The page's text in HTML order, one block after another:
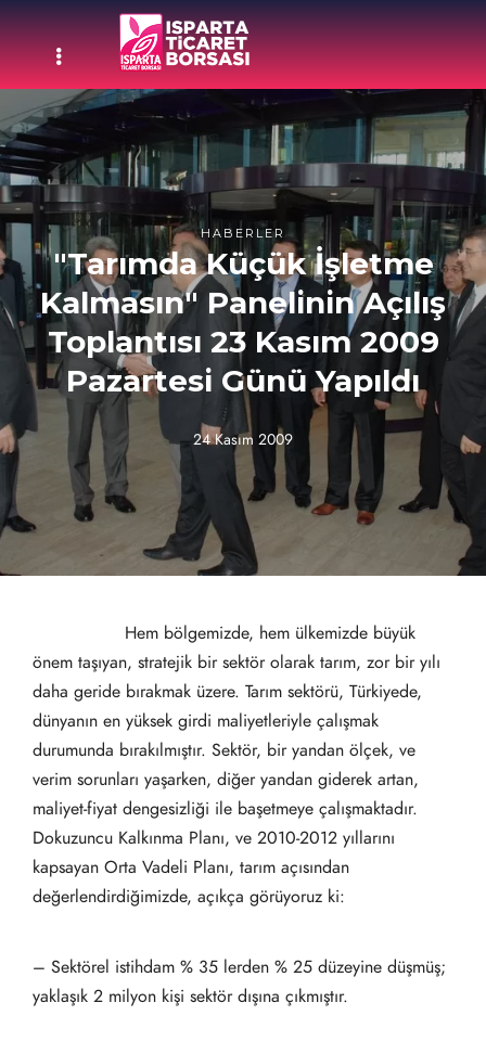
HABERLER
"Tarımda Küçük İşletme
Kalmasın" Panelinin Açılış
Toplantısı 23 Kasım 2009
Pazartesi Günü Yapıldı
24 Kasım 2009
Hem bölgemizde, hem ülkemizde büyük
önem taşıyan, stratejik bir sektör olarak tarım, zor bir yılı
daha geride bırakmak üzere. Tarım sektörü, Türkiyede,
dünyanın en yüksek girdi maliyetleriyle çalışmak
durumunda bırakılmıştır. Sektör, bir yandan ölçek, ve
verim sorunları yaşarken, diğer yandan giderek artan,
maliyet-fiyat dengesizliği ile başetmeye çalışmaktadır.
Dokuzuncu Kalkınma Planı, ve 2010-2012 yıllarını
kapsayan Orta Vadeli Planı, tarım açısından
değerlendirdiğimizde, açıkça görüyoruz ki:
– Sektörel istihdam % 35 lerden % 25 düzeyine düşmüş;
yaklaşık 2 milyon kişi sektör dışına çıkmıştır.